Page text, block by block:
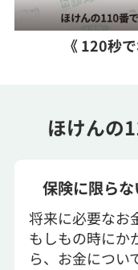
《 120秒
ほけんの
将来に必要なお
もしもの時にか
ら、お金につい
保険に限ら